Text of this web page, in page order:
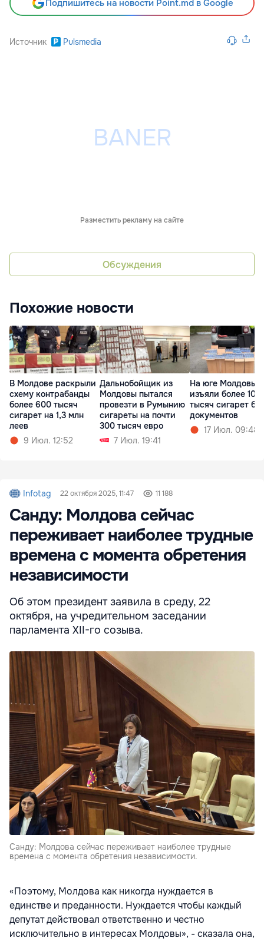
Подпишитесь на новости Point.md в Google
Источник Pulsmedia
Разместить рекламу на сайте
Обсуждения
Похожие новости
В Молдове раскрыли
схему контрабанды
более 600 тысяч
сигарет на 1,3 млн
леев
9 Июл. 12:52
Дальнобойщик из
Молдовы пытался
провезти в Румынию
сигареты на почти
300 тысяч евро
7 Июл. 19:41
На юге Молдовы
изъяли более 100
тысяч сигарет без
документов
17 Июл. 09:48
Infotag 22 октября 2025, 11:47 11 188
Санду: Молдова сейчас
переживает наиболее трудные
времена с момента обретения
независимости
Об этом президент заявила в среду, 22
октября, на учредительном заседании
парламента XII-го созыва.
Санду: Молдова сейчас переживает наиболее трудные
времена с момента обретения независимости.
«Поэтому, Молдова как никогда нуждается в
единстве и преданности. Нуждается чтобы каждый
депутат действовал ответственно и честно
исключительно в интересах Молдовы», - сказала она,